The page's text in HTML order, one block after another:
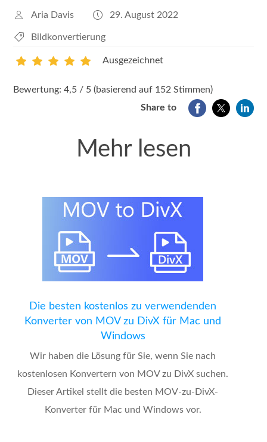
Aria Davis 29. August 2022
Bildkonvertierung
Ausgezeichnet
Bewertung: 4,5 / 5 (basierend auf 152 Stimmen)
Share to
Mehr lesen
Die besten kostenlos zu verwendenden
Konverter von MOV zu DivX für Mac und
Windows
Wir haben die Lösung für Sie, wenn Sie nach
kostenlosen Konvertern von MOV zu DivX suchen.
Dieser Artikel stellt die besten MOV-zu-DivX-
Konverter für Mac und Windows vor.